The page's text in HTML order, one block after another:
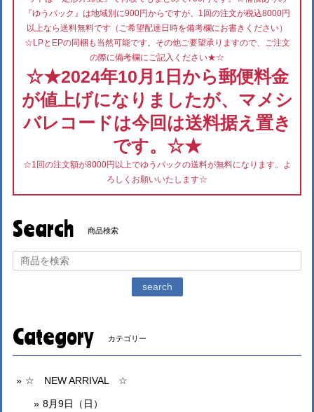
『ゆうパック』は地域別に900円からですが、1回の注文が税込8000円
以上なら送料無料です（ご希望配達日時を備考欄にお書きください）
☆LPとEPの同梱も当然可能です。その他ご要望承りますので、ご注文
の際に備考欄にご記入ください★☆
☆★2024年10月1日から郵便料金
が値上げになりましたが、マメシ
バレコードは今回は送料据え置き
です。☆★
☆1回の注文額が8000円以上でゆうパックの送料が無料になります。よ
ろしくお願いいたします☆
Search 商品検索
search
Category カテゴリー
☆ NEW ARRIVAL ☆
8月9日（日）